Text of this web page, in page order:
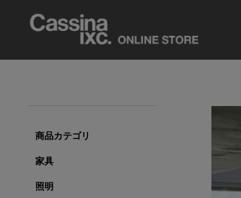
商品カテゴリ
家具
照明